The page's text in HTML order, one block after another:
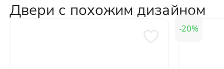
Двери с похожим дизайном
20